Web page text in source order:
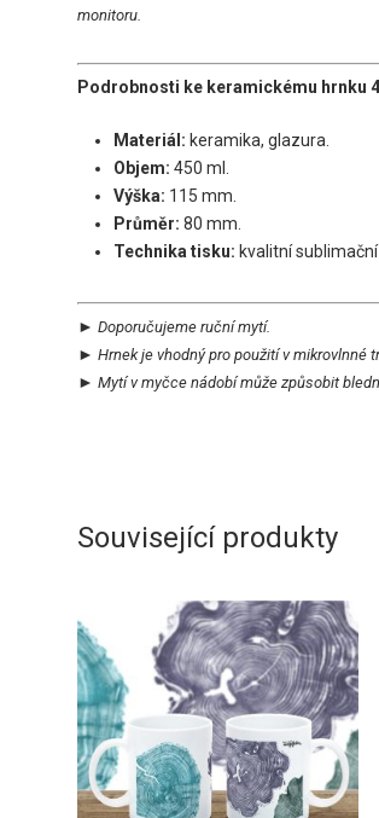
monitoru.
Podrobnosti ke keramickému hrnku
Materiál: keramika, glazura.
Objem: 450 ml.
Výška: 115 mm.
Průměr: 80 mm.
Technika tisku: kvalitní sublimační
► Doporučujeme ruční mytí.
► Hrnek je vhodný pro použití vmikrovlnné
► Mytí v myčce nádobí může způsobit
Související produkty